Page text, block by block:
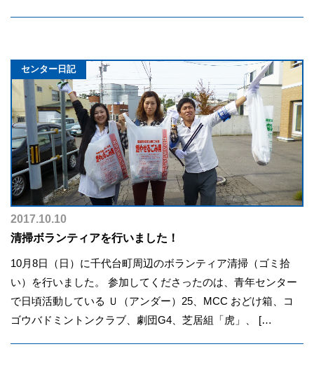
センター日記
2017.10.10
清掃ボランティアを行いました！
10月8日（日）に千代台町周辺のボランティア清掃（ゴミ拾
い）を行いました。 参加してくださったのは、青年センター
で日頃活動している Ｕ（アンダー）25、MCC おどけ箱、コ
ゴウバドミントンクラブ、劇団G4、芝居組「虎」、 […